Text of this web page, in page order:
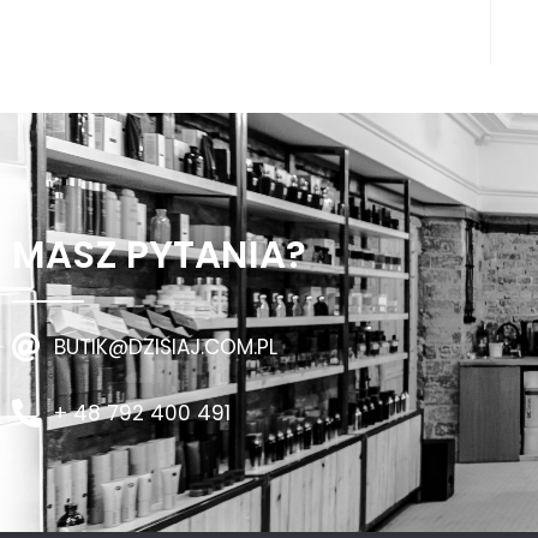
MASZ PYTANIA?
BUTIK@DZISIAJ.COM.PL
+ 48 792 400 491